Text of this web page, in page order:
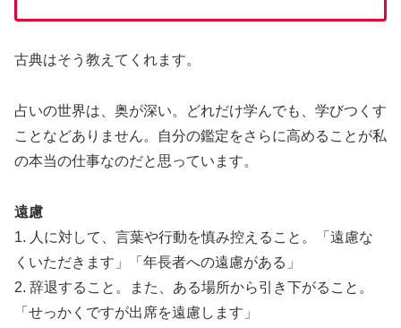
古典はそう教えてくれます。
占いの世界は、奥が深い。どれだけ学んでも、学びつくす
ことなどありません。自分の鑑定をさらに高めることが私
の本当の仕事なのだと思っています。
遠慮
1. 人に対して、言葉や行動を慎み控えること。「遠慮な
くいただきます」「年長者への遠慮がある」
2. 辞退すること。また、ある場所から引き下がること。
「せっかくですが出席を遠慮します」